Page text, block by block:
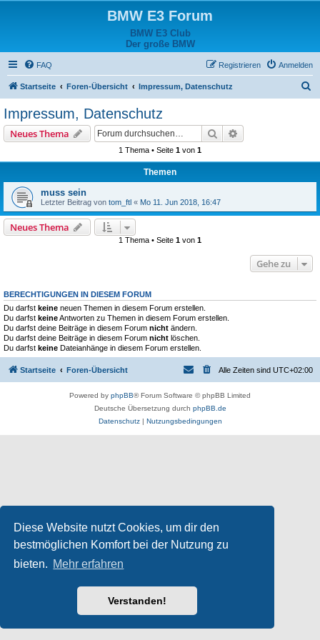
Diese Website nutzt Cookies, um dir den
bestmöglichen Komfort bei der Nutzung zu
bieten. Mehr erfahren
Verstanden!
BMW E3 Forum
BMW E3 Club
Der große BMW
FAQ Anmelden
Registrieren
Startseite Foren-Übersicht Impressum, Datenschutz
Impressum, Datenschutz
Neues Thema Suche
1 Thema • Seite 1 von 1
Themen
muss sein
Letzter Beitrag von tom_ftl « Mo 11. Jun 2018, 16:47
Neues Thema
1 Thema • Seite 1 von 1
Gehe zu
BERECHTIGUNGEN IN DIESEM FORUM
Du darfst keine neuen Themen in diesem Forum erstellen.
Du darfst keineAntworten zu Themen in diesem Forum erstellen.
Du darfst deine Beiträge in diesem Forum nicht ändern.
Du darfst deine Beiträge in diesem Forum nicht löschen.
Du darfst keine Dateianhänge in diesem Forum erstellen.
Startseite Foren-Übersicht Alle Zeiten sind UTC+02:00
Powered by phpBB® Forum Software © phpBB Limited
Deutsche Übersetzung durch phpBB.de
Datenschutz| Nutzungsbedingungen